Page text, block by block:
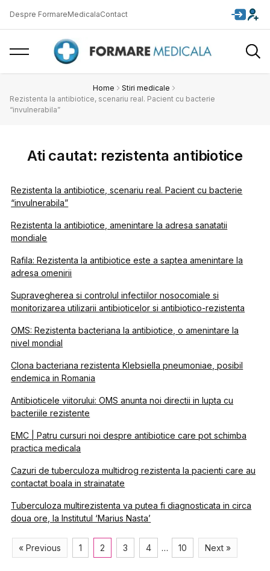
Despre FormareMedicalaContact
Home
Stiri medicale
Rezistenta la antibiotice, scenariu real. Pacient cu bacterie
“invulnerabila”
Ati cautat: rezistenta antibiotice
Rezistenta la antibiotice, scenariu real. Pacient cu bacterie
“invulnerabila”
Rezistenta la antibiotice, amenintare la adresa sanatatii
mondiale
Rafila: Rezistenta la antibiotice este a saptea amenintare la
adresa omenirii
Supravegherea si controlul infectiilor nosocomiale si
monitorizarea utilizarii antibioticelor si antibiotico-rezistenta
OMS: Rezistenta bacteriana la antibiotice, o amenintare la
nivel mondial
Clona bacteriana rezistenta Klebsiella pneumoniae, posibil
endemica in Romania
Antibioticele viitorului: OMS anunta noi directii in lupta cu
bacteriile rezistente
EMC | Patru cursuri noi despre antibiotice care pot schimba
practica medicala
Cazuri de tuberculoza multidrog rezistenta la pacienti care au
contactat boala in strainatate
Tuberculoza multirezistenta va putea fi diagnosticata in circa
doua ore, la Institutul ‘Marius Nasta’
« Previous 1 2 3 4 … 10 Next »